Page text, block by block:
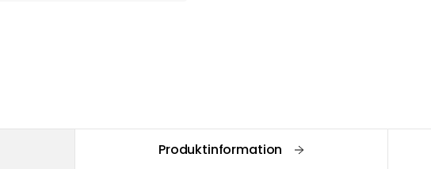
Produktinformation